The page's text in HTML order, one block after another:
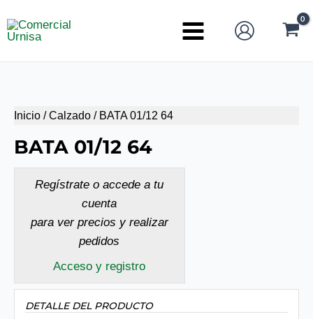
al
Main
Inicio /Calzado / BATA 01/12 64
BATA 01/12 64
Regístrate o accede a tu
cuenta
para ver precios y realizar
pedidos
Acceso y registro
DETALLE DEL PRODUCTO